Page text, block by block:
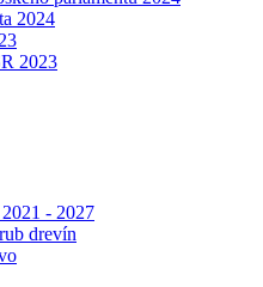
2024
2023
- 2027
drevín